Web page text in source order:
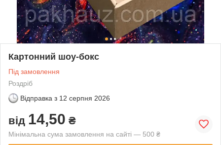
Картонний шоу-бокс
Під замовлення
Роздріб
Відправка з 12 серпня 2026
від 14,50 ₴
Мінімальна сума замовлення на сайті — 500 ₴